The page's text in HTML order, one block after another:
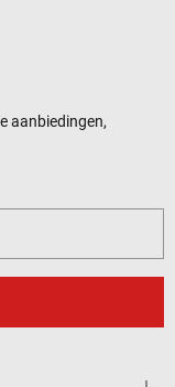
aanbiedingen,